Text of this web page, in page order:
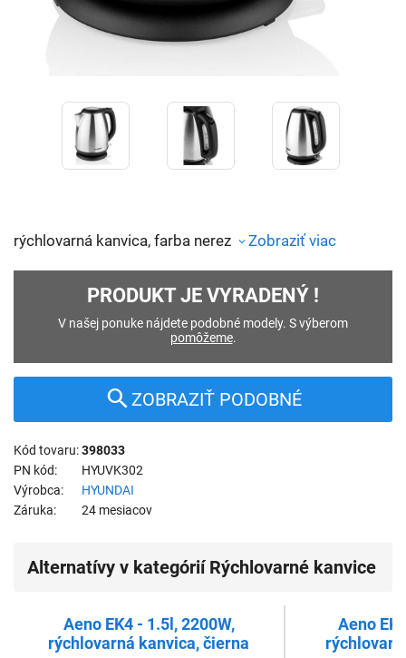
rýchlovarná kanvica, farba nerez Zobraziť viac
PRODUKT JE VYRADENÝ !
V našej ponuke nájdete podobné modely. S výberom
pomôžeme.
ZOBRAZIŤ PODOBNÉ
Kód tovaru 398033
PN kód
HYUVK302
Výrobca
HYUNDAI
Záruka
24 mesiacov
Alternatívy v kategórií Rýchlovarné kanvice
Aeno EK4 - 1.5l, 2200W,
rýchlovarná kanvica, čierna
Aeno